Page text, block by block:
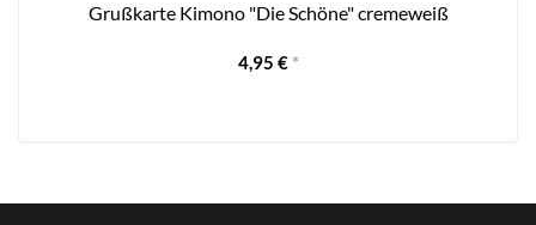
Grußkarte Kimono "Die Schöne" cremeweiß
4,95 € *